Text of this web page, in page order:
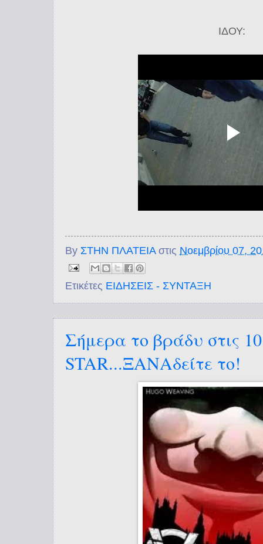
ΙΔΟΥ:
By ΣΤΗΝ ΠΛΑΤΕΙΑ στις Νοεμβρίου 07,
Ετικέτες ΕΙΔΗΣΕΙΣ - ΣΥΝΤΑΞΗ
Σήμερα το βράδυ στις
STAR...ΞΑΝΑδείτε το!